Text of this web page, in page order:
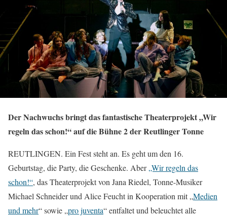
Der Nachwuchs bringt das fantastische Theaterprojekt „Wir
regeln das schon!“ auf die Bühne 2 der Reutlinger Tonne
REUTLINGEN. Ein Fest steht an. Es geht um den 16.
Geburtstag, die Party, die Geschenke. Aber„Wir regeln das
schon!“, das Theaterprojekt von Jana Riedel, Tonne-Musiker
Michael Schneider und Alice Feucht in Kooperation mit „Medien
und mehr“ sowie „pro juventa“ entfaltet und beleuchtet alle